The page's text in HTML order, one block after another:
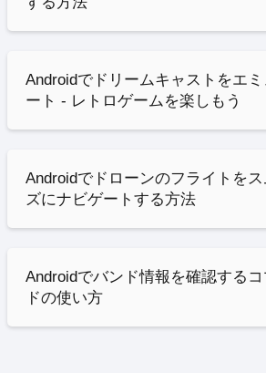
Androidでドリームキャストをエミ
ート - レトロゲームを楽しもう
Androidでドローンのフライトをス
ズにナビゲートする方法
Androidでバンド情報を確認するコ
ドの使い方